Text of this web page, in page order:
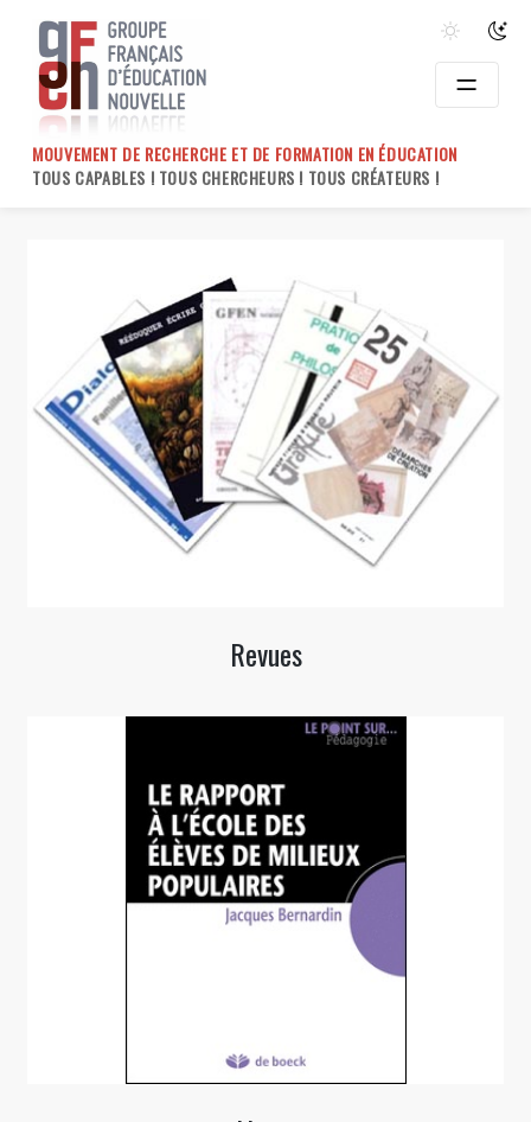
content
MOUVEMENT DE RECHERCHE ET DE FORMATION EN ÉDUCATION
TOUS CAPABLES ! TOUS CHERCHEURS ! TOUS CRÉATEURS !
Revues